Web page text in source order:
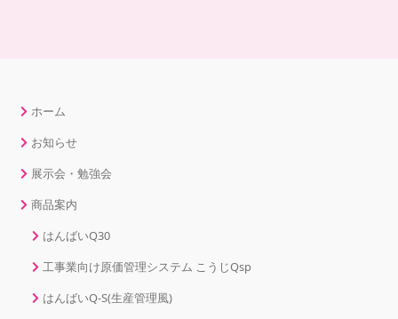
ホーム
お知らせ
展示会・勉強会
商品案内
はんばいQ30
工事業向け原価管理システム こうじQsp
はんばいQ-S(生産管理風)